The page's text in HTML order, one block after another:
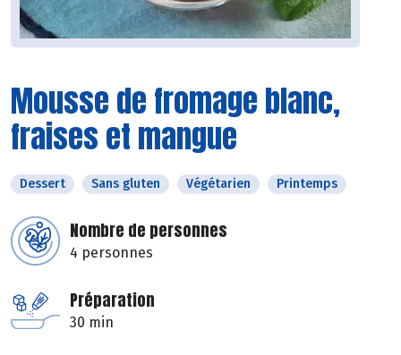
Mousse de fromage blanc,
fraises et mangue
Dessert Sans gluten Végétarien Printemps
Nombre de personnes
4 personnes
Préparation
30 min